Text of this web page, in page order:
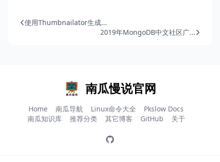
使用Thumbnailator生成...
2019年MongoDB中文社区广...
南瓜慢说官网
Home 南瓜导航 Linux命令大全
Pkslow Docs
南瓜知识库
推荐分类 其它博客 GitHub 关于